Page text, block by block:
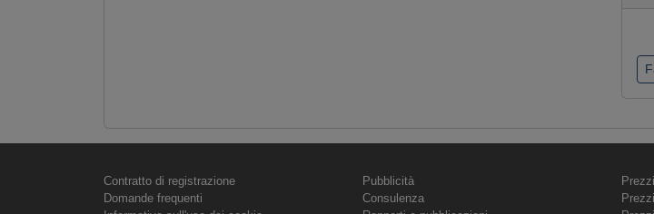
Contratto di registrazione
Domande frequenti
Pubblicità
Consulenza